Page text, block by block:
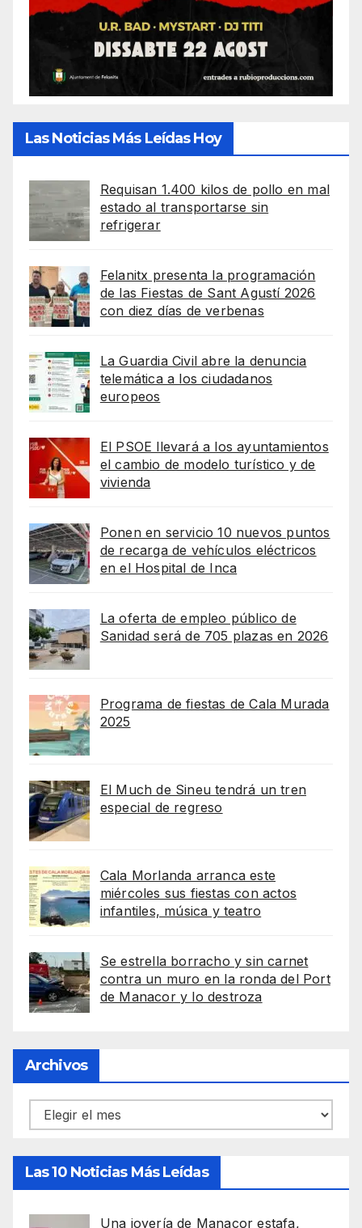
Las Noticias Más Leídas Hoy
Requisan 1.400 kilos de pollo en mal
estado al transportarse sin
refrigerar
Felanitx presenta la programación
de las Fiestas de Sant Agustí 2026
con diez días de verbenas
La Guardia Civil abre la denuncia
telemática a los ciudadanos
europeos
El PSOE llevará a los ayuntamientos
el cambio de modelo turístico y de
vivienda
Ponen en servicio 10 nuevos puntos
de recarga de vehículos eléctricos
en el Hospital de Inca
La oferta de empleo público de
Sanidad será de 705 plazas en 2026
Programa de fiestas de Cala Murada
2025
El Much de Sineu tendrá un tren
especial de regreso
Cala Morlanda arranca este
miércoles sus fiestas con actos
infantiles, música y teatro
Se estrella borracho y sin carnet
contra un muro en la ronda del Port
de Manacor y lo destroza
Archivos
Archivos
Las 10 Noticias Más Leídas
Una joyería de Manacor estafa,